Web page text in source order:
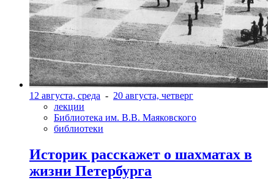
12 августа, среда - 20 августа, четверг
лекции
Библиотека им. В.В. Маяковского
библиотеки
Историк расскажет о шахматах в
жизни Петербурга